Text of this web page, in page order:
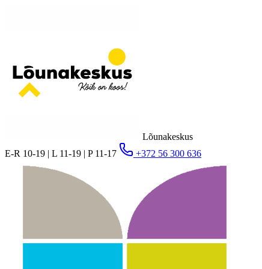
Lõunakeskus
E-R 10-19 | L 11-19 | P 11-17
+372 56 300 636